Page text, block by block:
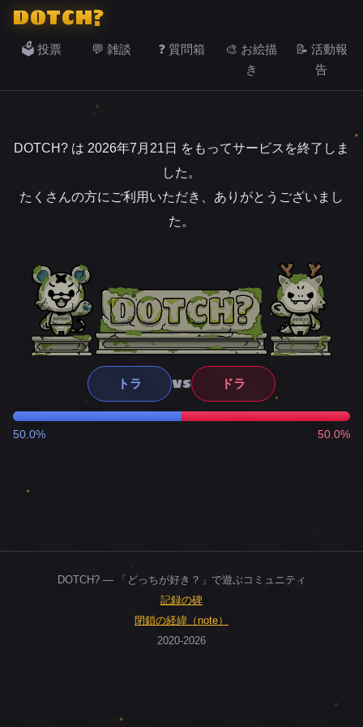
DOTCH?
🗳️ 投票 💬 雑談 ❓ 質問箱
🎨 お絵描
き
📝 活動報
告
DOTCH? は 2026年7月21日 をもってサービスを終了しま
した。
たくさんの方にご利用いただき、ありがとうございまし
た。
トラ VS ドラ
50.0% 50.0%
DOTCH? — 「どっちが好き？」で遊ぶコミュニティ
記録の碑
閉鎖の経緯（note）
2020-2026